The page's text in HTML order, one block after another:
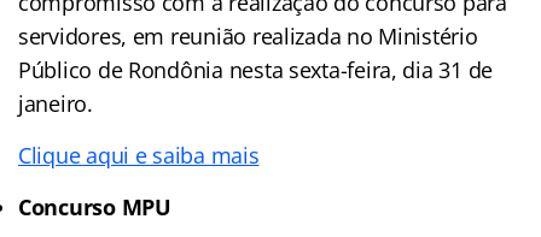
servidores, em reunião realizada no Ministério
Público de Rondônia nesta sexta-feira, dia 31 de
janeiro.
Clique aqui e saiba mais
Concurso MPU